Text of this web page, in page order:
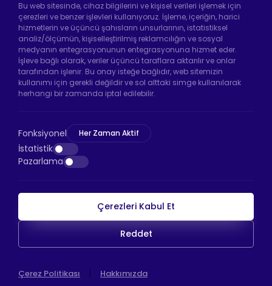
Hadımköy Fabrika:Atatürk Sanayi Bölgesi
Ömerli Mah. Uzunçayır Cad. No:11 Hadımköy,
34555 Arnavutköy/İstanbul
Telefon:+90 212 640 66 46
Bayrampaşa Mağaza:Kocatepe Mah. 50. Yıl
Cad. No: 69/A Bayrampaşa /İstanbul
Telefon:+90 530 044 64 87
HTS Ödeme
WEB
TASARIM
İSTANBUL WEB TASARIM AJANSI - PENTA
Bu web sitesinde, cihaz bilgilerini ve kişisel verileri işlemek için
çerezleri ve benzer işlevleri kullanıyoruz. İşleme, içeriğin, harici
hizmetlerin ve üçüncü şahısların unsurlarının, istatistiksel
analiz/ölçümün, kişiselleştirilmiş reklamcılığın ve sosyal
medyanın entegrasyonunun entegrasyonuna hizmet eder.
İşleve bağlı olarak, veriler üçüncü taraflara aktarılır ve onlar
tarafından işlenir. Bu onay isteğe bağlıdır, web sitemizin
kullanımı için gerekli değildir ve sol alttaki simge kullanılarak
herhangi bir zamanda iptal edilebilir.
Fonksiyonel Her Zaman Aktif
İstatistik
Pazarlama
Çerezleri Kabul Et
Reddet
Çerez Politikası | Hakkımızda